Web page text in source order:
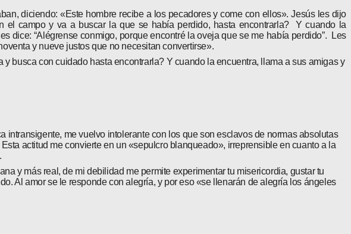
diciendo: «Este hombre recibe a los pecadores y come con ellos». Jesús les dijo
campo y va a buscar la que se había perdido, hasta encontrarla? Y cuando la
dice: “Alégrense conmigo, porque encontré la oveja que se me había perdido”. Les
y nueve justos que no necesitan convertirse».
busca con cuidado hasta encontrarla? Y cuando la encuentra, llama a sus amigas y
intransigente, me vuelvo intolerante con los que son esclavos de normas absolutas
actitud me convierte en un «sepulcro blanqueado», irreprensible en cuanto a la
y más real, de mi debilidad me permite experi­mentar tu misericordia, gustar tu
Al amor se le responde con alegría, y por eso «se llenarán de alegría los ángeles